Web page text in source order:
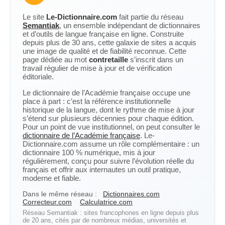
Le site Le-Dictionnaire.com fait partie du réseau
Semantiak, un ensemble indépendant de dictionnaires
et d’outils de langue française en ligne. Construite
depuis plus de 30 ans, cette galaxie de sites a acquis
une image de qualité et de fiabilité reconnue. Cette
page dédiée au mot contretaille s’inscrit dans un
travail régulier de mise à jour et de vérification
éditoriale.
Le dictionnaire de l’Académie française occupe une
place à part : c’est la référence institutionnelle
historique de la langue, dont le rythme de mise à jour
s’étend sur plusieurs décennies pour chaque édition.
Pour un point de vue institutionnel, on peut consulter le
dictionnaire de l’Académie française. Le-
Dictionnaire.com assume un rôle complémentaire : un
dictionnaire 100 % numérique, mis à jour
régulièrement, conçu pour suivre l’évolution réelle du
français et offrir aux internautes un outil pratique,
moderne et fiable.
Dans le même réseau :
Dictionnaires.com
Correcteur.com
Calculatrice.com
Réseau Semantiak : sites francophones en ligne depuis plus
de 20 ans, cités par de nombreux médias, universités et